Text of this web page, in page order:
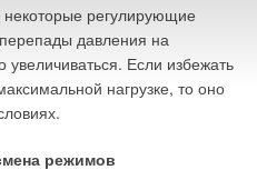
некоторые регулирующие
давления на
увеличиваться. Если избежать
нагрузке, то оно
режимов
например, с мобильного
интеллектуальной
но не менее важен вопрос
Как спроектировать